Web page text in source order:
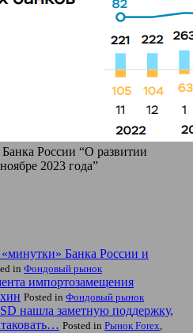
России “О развитии
2023 года”
Банка России и
in Фондовый рынок
импортозамещения
Posted in Фондовый рынок
нашла заметную поддержку,
Posted in Рынок Forex,